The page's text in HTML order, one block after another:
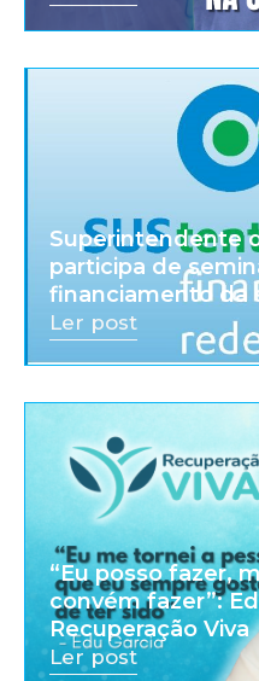
Superintendente
participa de
financiamento da
Ler post
“Eu posso fazer,
convém fazer”:
Recuperação Viva
Ler post